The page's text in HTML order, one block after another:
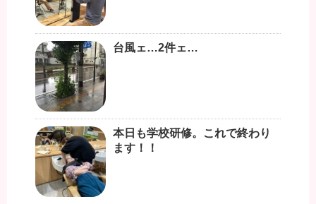
台風ェ…2件ェ…
本日も学校研修。これで終わり
ます！！